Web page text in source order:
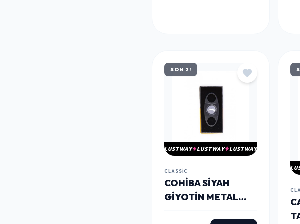
SON 2!
LUSTWAY LUSTWAY LUSTWAY
CLASSIC
COHIBA SIYAH
GIYOTIN METAL